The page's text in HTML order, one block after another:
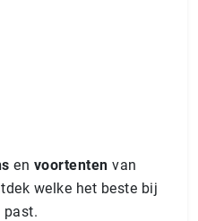
en voortenten van
welke het beste bij
past.